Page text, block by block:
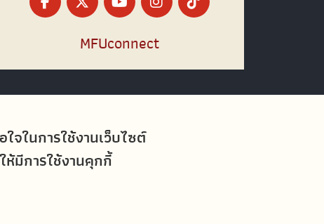
จในการใช้งานเว็บไซต์
มีการใช้งานคุกกี้
MFUconnect